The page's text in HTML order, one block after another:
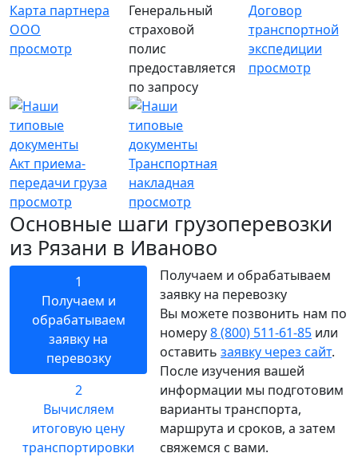
Карта партнера
ООО
просмотр
Генеральный
страховой
полис
предоставляется
по запросу
Договор
транспортной
экспедиции
просмотр
Акт приема-
передачи груза
просмотр
Транспортная
накладная
просмотр
Основные шаги грузоперевозки
из Рязани в Иваново
1
Получаем и
обрабатываем
заявку на
перевозку
2
Вычисляем
итоговую цену
транспортировки
Получаем и обрабатываем
заявку на перевозку
Вы можете позвонить нам по
номеру8 (800) 511-61-85 или
оставить заявку через сайт.
После изучения вашей
информации мы подготовим
варианты транспорта,
маршрута и сроков, а затем
свяжемся с вами.